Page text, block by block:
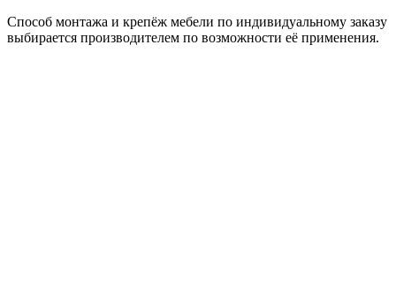
Способ монтажа и крепёж мебели по индивидуальному заказу
выбирается производителем по возможности её применения.